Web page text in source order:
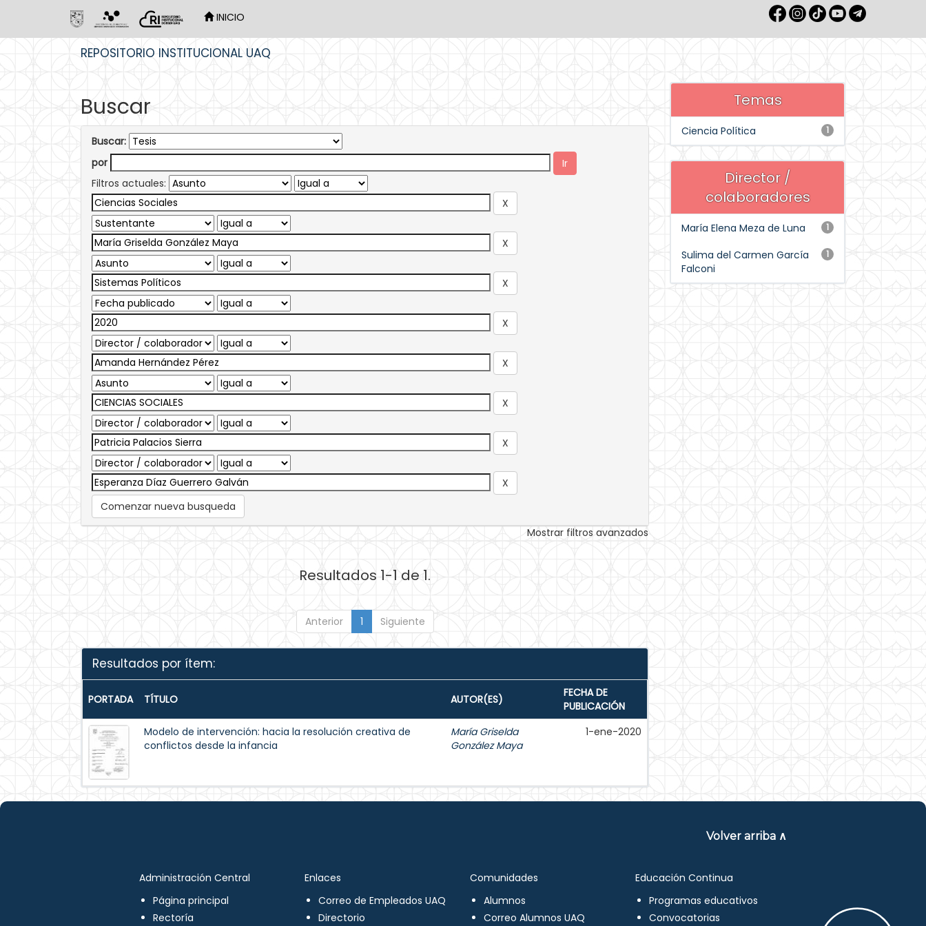
INICIO
REPOSITORIO INSTITUCIONAL UAQ
Buscar
Buscar:
por
Filtros actuales:
Comenzar nueva busqueda
Mostrar filtros avanzados
Resultados 1-1 de 1.
Anterior 1 Siguiente
Resultados por ítem:
PORTADA TÍTULO AUTOR(ES)
FECHA DE
PUBLICACIÓN
Modelo de intervención: hacia la resolución creativa de
conflictos desde la infancia
María Griselda
González Maya
1-ene-2020
Temas
1
Ciencia Política
Director /
colaboradores
1
María Elena Meza de Luna
1
Sulima del Carmen García
Falconi
Volver arriba ∧
Administración Central
Página principal
Rectoría
Enlaces
Correo de Empleados UAQ
Directorio
Comunidades
Alumnos
Correo Alumnos UAQ
Educación Continua
Programas educativos
Convocatorias